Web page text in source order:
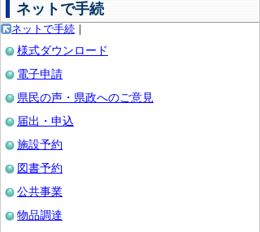
ネットで手続
ネットで手続 ｜
様式ダウンロード
電子申請
県民の声・県政へのご意見
届出・申込
施設予約
図書予約
公共事業
物品調達